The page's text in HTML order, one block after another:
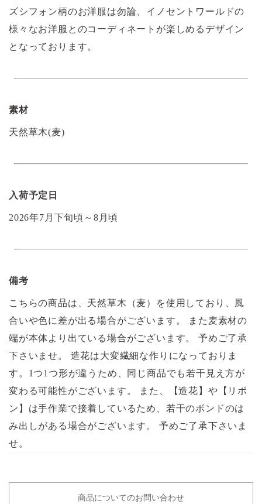
ズシフォン柄のお洋服は勿論、イノセントワールドの
様々なお洋服とのコーディネートが楽しめるデザイン
となっております。
素材
天然草木(麦)
入荷予定日
2026年7月下旬頃～8月頃
備考
こちらの商品は、天然草木（麦）を使用しており、風
合いや色に差が出る場合がございます。 また麦素材の
端が本体より出ている場合がございます。 予めご了承
下さいませ。 造花は大変繊細な作りになっておりま
す。1つ1つ形が違うため、同じ商品でも若干見え方が
変わる可能性がございます。 また、【造花】や【リボ
ン】は手作業で接着しているため、若干のボンドのは
み出しがある場合がございます。 予めご了承下さいま
せ。
商品についてのお問い合わせ